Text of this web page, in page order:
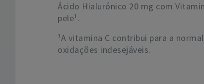
Ácido Hialurónico 20 mg com
pele¹.
¹A vitamina C contribui para a
oxidações indesejáveis.